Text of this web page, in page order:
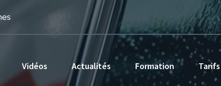
Vidéos Actualités Formation Tarifs